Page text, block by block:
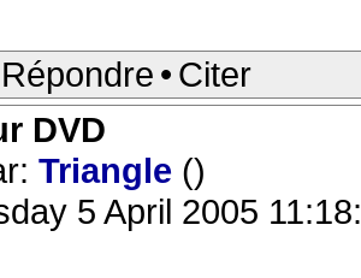
Répondre • Citer
DVD
Triangle ()
5 April 2005